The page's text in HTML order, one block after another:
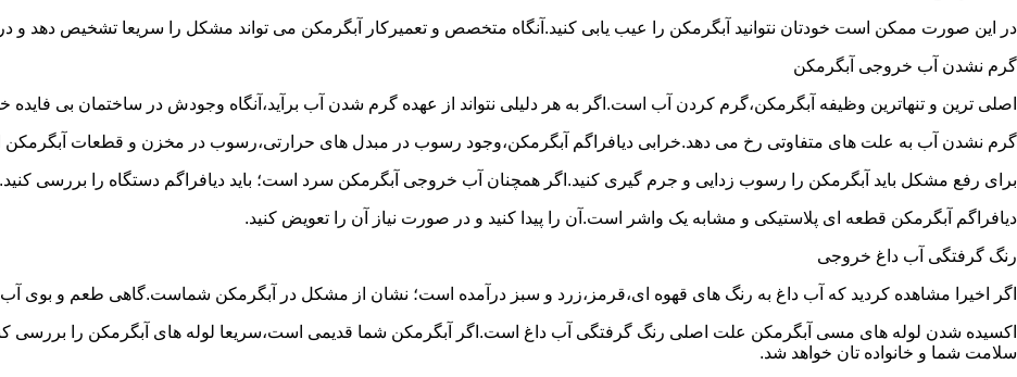
در این صورت ممکن است خودتان نتوانید آبگرمکن را عیب یابی کنید.آنگاه متخصص و تعمیرکار آبگرمکن می تواند مشکل را سریعا تشخیص دهد و
گرم نشدن آب خروجی آبگرمکن
اصلی ترین و تنهاترین وظیفه آبگرمکن،گرم کردن آب است.اگر به هر دلیلی نتواند از عهده گرم شدن آب برآید،آنگاه وجودش در ساختمان بی فایده
گرم نشدن آب به علت های متفاوتی رخ می دهد.خرابی دیافراگم آبگرمکن،وجود رسوب در مبدل های حرارتی،رسوب در مخزن و قطعات آبگرمکن
برای رفع مشکل باید آبگرمکن را رسوب زدایی و جرم گیری کنید.اگر همچنان آب خروجی آبگرمکن سرد است؛ باید دیافراگم دستگاه را بررسی کنید.
دیافراگم آبگرمکن قطعه ای پلاستیکی و مشابه یک واشر است.آن را پیدا کنید و در صورت نیاز آن را تعویض کنید.
رنگ گرفتگی آب داغ خروجی
اگر اخیرا مشاهده کردید که آب داغ به رنگ های قهوه ای،قرمز،زرد و سبز درآمده است؛ نشان از مشکل در آبگرمکن شماست.گاهی طعم و بوی آب
اکسیده شدن لوله های مسی آبگرمکن علت اصلی رنگ گرفتگی آب داغ است.اگر آبگرمکن شما قدیمی است،سریعا لوله های آبگرمکن را بررسی
سلامت شما و خانواده تان خواهد شد.